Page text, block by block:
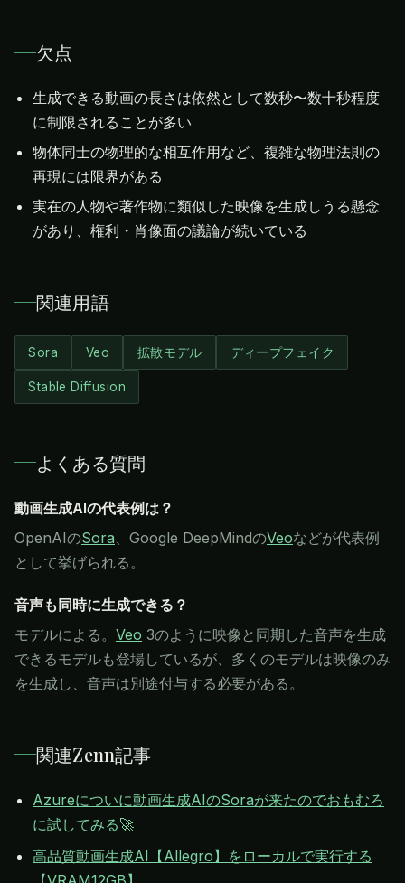
欠点
生成できる動画の長さは依然として数秒〜数十秒程度
に制限されることが多い
物体同士の物理的な相互作用など、複雑な物理法則の
再現には限界がある
実在の人物や著作物に類似した映像を生成しうる懸念
があり、権利・肖像面の議論が続いている
関連用語
Sora Veo 拡散モデル ディープフェイク
Stable Diffusion
よくある質問
動画生成AIの代表例は？
OpenAIのSora 、Google DeepMindのVeoなどが代表例
として挙げられる。
音声も同時に生成できる？
モデルによる。 Veo 3のように映像と同期した音声を生成
できるモデルも登場しているが、多くのモデルは映像のみ
を生成し、音声は別途付与する必要がある。
関連Zenn記事
Azureについに動画生成AIのSoraが来たのでおもむろ
に試してみる🚀
高品質動画生成AI【Allegro】をローカルで実行する